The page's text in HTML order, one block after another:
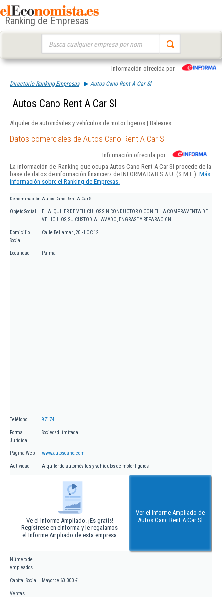
Ranking de Empresas
Información ofrecida por
Directorio Ranking Empresas Autos Cano Rent A Car Sl
Autos Cano Rent A Car Sl
Alquiler de automóviles y vehículos de motor ligeros | Baleares
Datos comerciales de Autos Cano Rent A Car Sl
Información ofrecida por
La información del Ranking que ocupa Autos Cano Rent A Car Sl procede de la
base de datos de información financiera de INFORMA D&B S.A.U. (S.M.E.). Más
información sobre el Ranking de Empresas.
Denominación Autos Cano Rent A Car Sl
Objeto Social
EL ALQUILER DE VEHICULOS SIN CONDUCTOR O CON EL LA COMPRAVENTA DE
VEHICULOS, SU CUSTODIA LAVADO, ENGRASE Y REPARACION.
Domicilio
Social
Calle Bellamar , 20 - LOC 12
Localidad Palma
Teléfono 97174...
Forma
Jurídica
Sociedad limitada
Página Web www.autoscano.com
Actividad Alquiler de automóviles y vehículos de motor ligeros
Ve el Informe Ampliado. ¡Es gratis!
Regístrese en eInforma y le regalamos
el Informe Ampliado de esta empresa
Ver el Informe Ampliado de
Autos Cano Rent A Car Sl
Número de
empleados
Capital Social Mayor de 60.000 €
Ventas